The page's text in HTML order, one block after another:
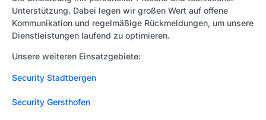
Unterstützung. Dabei legen wir großen Wert auf offene
Kommunikation und regelmäßige Rückmeldungen, um unsere
Dienstleistungen laufend zu optimieren.
Unsere weiteren Einsatzgebiete:
Security Stadtbergen
Security Gersthofen